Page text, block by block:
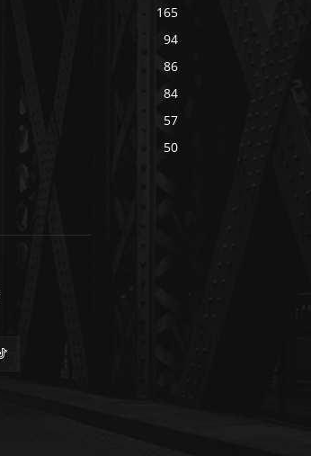
165
94
86
84
57
50